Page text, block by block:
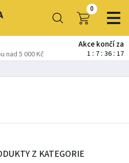
0
nad 5 000 Kč
Akce končí za
1 7 36 16
Z KATEGORIE